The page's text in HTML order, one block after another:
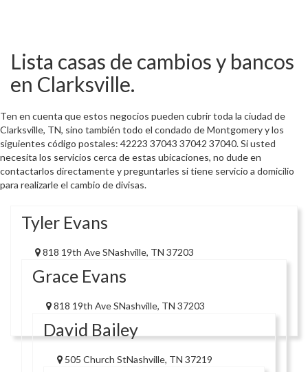
Lista casas de cambios y bancos
en Clarksville.
Ten en cuenta que estos negocios pueden cubrir toda la ciudad de
Clarksville, TN, sino también todo el condado de Montgomery y los
siguientes código postales: 42223 37043 37042 37040. Si usted
necesita los servicios cerca de estas ubicaciones, no dude en
contactarlos directamente y preguntarles si tiene servicio a domicilio
para realizarle el cambio de divisas.
Tyler Evans
818 19th Ave SNashville, TN 37203
Grace Evans
818 19th Ave SNashville, TN 37203
David Bailey
505 Church StNashville, TN 37219